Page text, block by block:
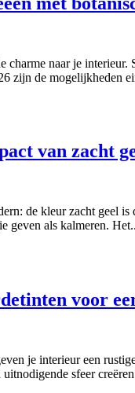
naar je
zijn de mogelijkheden
van zacht
de kleur zacht geel
geven als kalmeren.
voor
je interieur een
sfeer